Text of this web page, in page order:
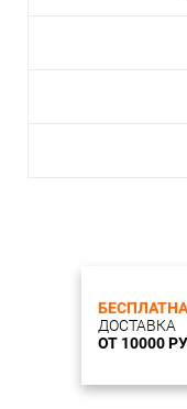
ДОСТАВКА
ОТ 10000